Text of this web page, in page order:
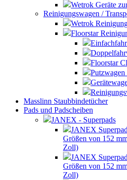
Wetrok Geräte
Reinigungswagen /
Wetrok
Floorstar
Floorstar
Masslinn Staubbindetücher
Pads und Padscheiben
JANEX - Superpads
JANEX
Größen von 152
Zoll)
JANEX
Größen von 152
Zoll)